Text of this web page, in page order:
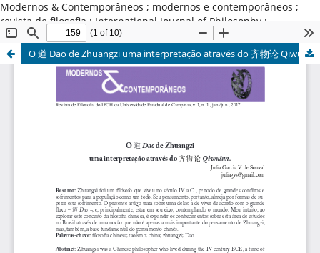
Modernos & Contemporâneos ; modernos e contemporâneos ;
revista de filosofia ; International Journal of Philosophy ;
Universidade Estadual de Campinas ; Brasil
O 道 Dao de Zhuangzi uma interpretação através do 齐物论 Qiwulun.